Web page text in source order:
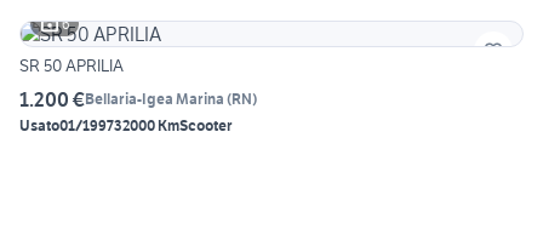
6
SR 50 APRILIA
1.200 €Bellaria-Igea Marina (RN)
Usato01/199732000 KmScooter